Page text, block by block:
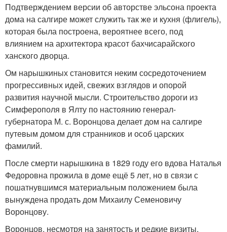
Подтверждением версии об авторстве эльсона проекта
дома на салгире может служить так же и кухня (флигель),
которая была построена, вероятнее всего, под
влиянием на архитектора красот бахчисарайского
ханского дворца.
Ом нарышкиных становится неким сосредоточением
прогрессивных идей, свежих взглядов и опорой
развития научной мысли. Строительство дороги из
Симферополя в Ялту по настоянию генерал-
губернатора М. с. Воронцова делает дом на салгире
путевым домом для странников и особ царских
фамилий.
После смерти нарышкина в 1829 году его вдова Наталья
Федоровна прожила в доме ещё 5 лет, но в связи с
пошатнувшимся материальным положением была
вынуждена продать дом Михаилу Семеновичу
Воронцову.
Воронцов, несмотря на занятость и редкие визиты,